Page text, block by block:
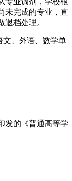
专业调剂，学校根
未完成的专业，直
档处理。
文、外语、数学单
发的《普通高等学